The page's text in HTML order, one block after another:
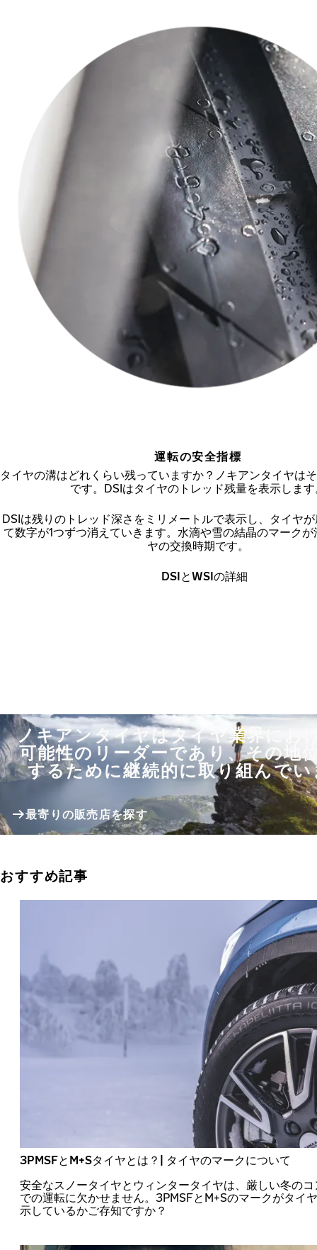
運転の安全指標
タイヤの溝はどれくらい残っていますか？ノキアンタイヤは
です。DSIはタイヤのトレッド残量を表示しま
DSIは残りのトレッド深さをミリメートルで表示し、タイヤ
て数字が1つずつ消えていきます。水滴や雪の結晶のマーク
ヤの交換時期です。
DSIとWSIの詳細
ノキアンタイヤはタイヤ業界にお
可能性のリーダーであり、その地
するために継続的に取り組んでい
最寄りの販売店を探す
おすすめ記事
3PMSFとM+Sタイヤとは？| タイヤのマークについて
安全なスノータイヤとウィンタータイヤは、厳しい冬の
での運転に欠かせません。3PMSFとM+Sのマークがタイ
示しているかご存知ですか？